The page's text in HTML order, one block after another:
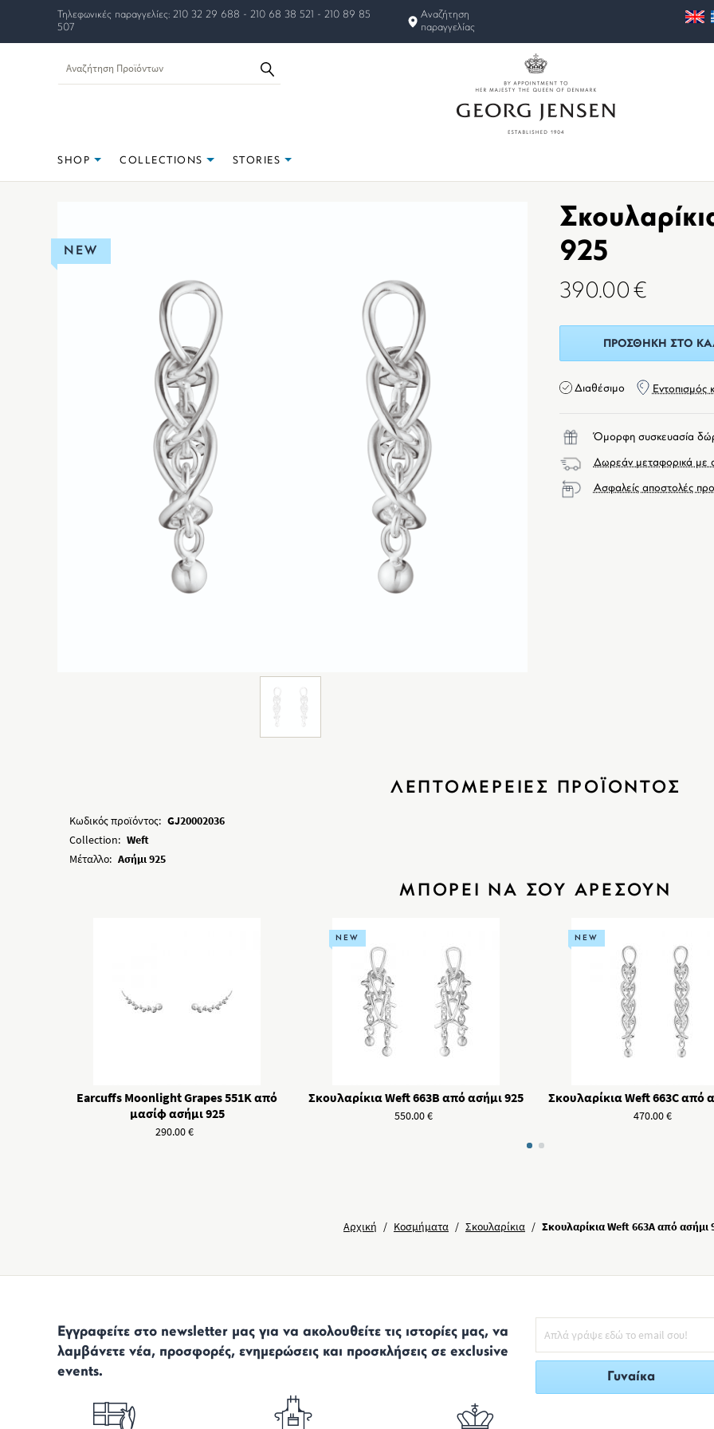
Τηλεφωνικές παραγγελίες: 210 32 29 688 - 210 68 38 521 - 210 89 85
507
Αναζήτηση
παραγγελίας
SHOP COLLECTIONS STORIES
NEW
925
390.00 €
ΠΡΟΣΘΉΚΗ ΣΤΟ
Διαθέσιμο Εντοπισμός
Όμορφη συσκευασία
Δωρεάν μεταφορικά με
Ασφαλείς αποστολές
ΛΕΠΤΟΜΕΡΕΙΕΣ ΠΡΟΪΟΝΤΟΣ
Κωδικός προϊόντος: GJ20002036
Collection: Weft
Μέταλλο: Ασήμι 925
ΜΠΟΡΕΙ ΝΑ ΣΟΥ ΑΡΕΣΟΥΝ
Earcuffs Moonlight Grapes 551K από
μασίφ ασήμι 925
290.00€
NEW
Σκουλαρίκια Weft 663B από ασήμι 925
550.00€
NEW
Σκουλαρίκια Weft 663C από
470.00€
Αρχική / Κοσμήματα / Σκουλαρίκια / Σκουλαρίκια Weft 663A από ασήμι
Εγγραφείτε στο newsletter μας για να ακολουθείτε τις ιστορίες μας, να
λαμβάνετε νέα, προσφορές, ενημερώσεις και προσκλήσεις σε exclusive
events.
Γυναίκα